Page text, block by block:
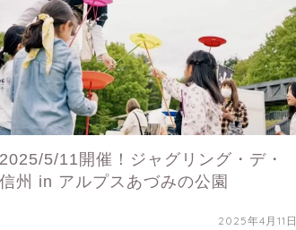
2025/5/11開催！ジャグリング・デ・
信州 in アルプスあづみの公園
2025年4月11日